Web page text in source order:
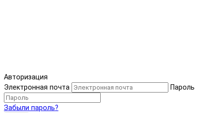
Авторизация
Электронная почта
Пароль
Забыли пароль?